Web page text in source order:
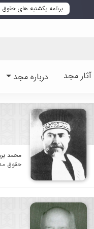
برنامه یکشنبه های حقوق
مجد درباره مجد
محمد
حقوق